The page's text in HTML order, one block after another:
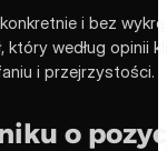
i bez
który według
i przejrzystości.
o